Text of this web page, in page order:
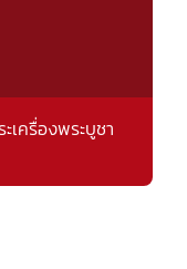
เครื่องพระบูชา